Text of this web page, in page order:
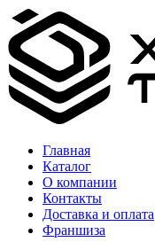
Главная
Каталог
О компании
Контакты
Доставка и оплата
Франшиза